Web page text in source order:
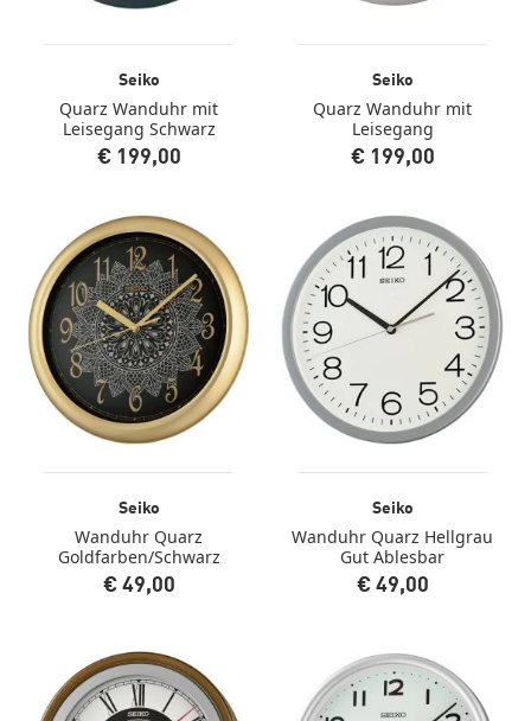
Seiko
Quarz Wanduhr mit
Leisegang Schwarz
€ 199,00
Seiko
Quarz Wanduhr mit
Leisegang
€ 199,00
Seiko
Wanduhr Quarz
Goldfarben/Schwarz
€ 49,00
Seiko
Wanduhr Quarz Hellgrau
Gut Ablesbar
€ 49,00